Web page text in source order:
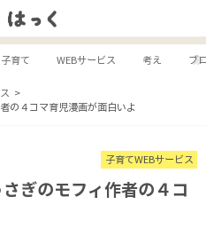
子育て WEBサービス 考え ブ
の４コマ育児漫画が面白いよ
子育てWEBサービス
ぎのモフィ作者の４コ